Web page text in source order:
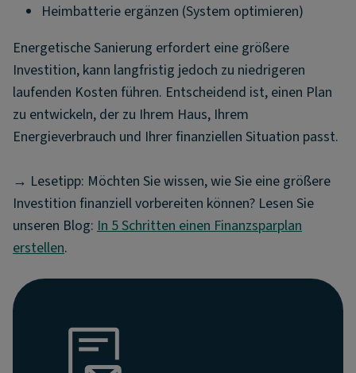
Heimbatterie ergänzen (System optimieren)
Energetische Sanierung erfordert eine größere
Investition, kann langfristig jedoch zu niedrigeren
laufenden Kosten führen. Entscheidend ist, einen Plan
zu entwickeln, der zu Ihrem Haus, Ihrem
Energieverbrauch und Ihrer finanziellen Situation passt.
→ Lesetipp: Möchten Sie wissen, wie Sie eine größere
Investition finanziell vorbereiten können? Lesen Sie
unseren Blog: In 5 Schritten einen Finanzsparplan
erstellen.